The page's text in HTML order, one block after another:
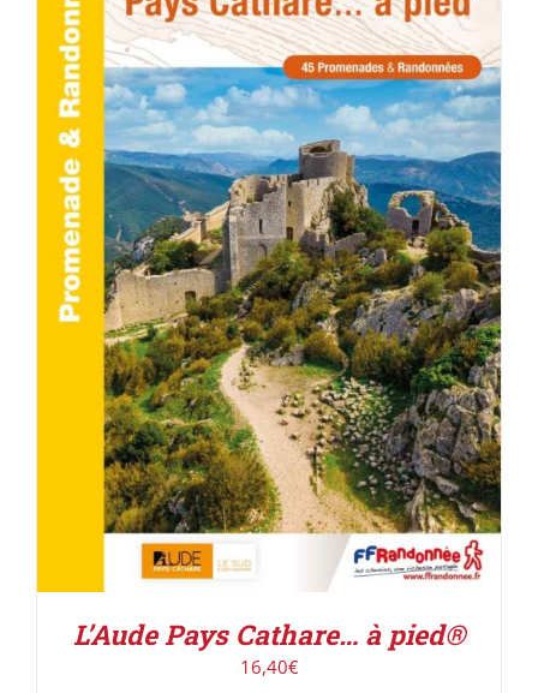
AJOUTER AU PANIER / DÉTAILS
L’Aude Pays Cathare… à pied®
16,40€